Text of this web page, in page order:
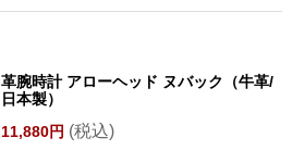
革腕時計 アローヘッド ヌバック（牛革/
日本製）
11,880円 (税込)